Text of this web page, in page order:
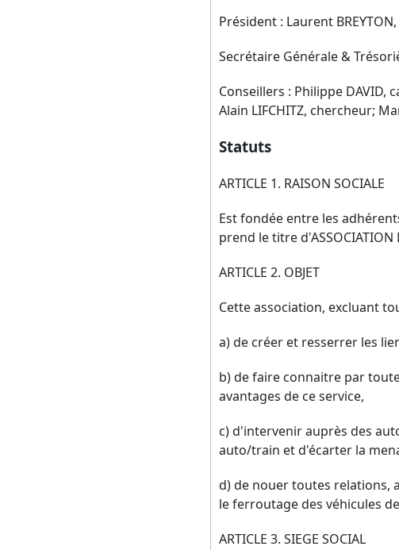
Président : Laurent
Secrétaire Générale &
Conseillers : Philippe DAVID,
Alain LIFCHITZ, chercheur;
Statuts
ARTICLE 1. RAISON SOCIALE
Est fondée entre les
prend le titre d'ASSOCIATION
ARTICLE 2. OBJET
Cette association, excluant
a) de créer et resserrer les
b) de faire connaitre par
avantages de ce service,
c) d'intervenir auprès des
auto/train et d'écarter la
d) de nouer toutes relations,
le ferroutage des véhicules
ARTICLE 3. SIEGE SOCIAL